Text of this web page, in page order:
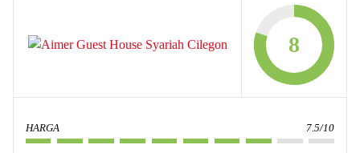
8
HARGA 7.5/10